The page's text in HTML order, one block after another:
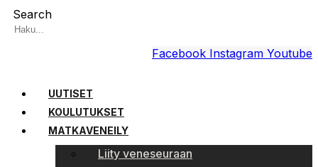
Search
Facebook Instagram Youtube
UUTISET
KOULUTUKSET
MATKAVENEILY
Liity veneseuraan